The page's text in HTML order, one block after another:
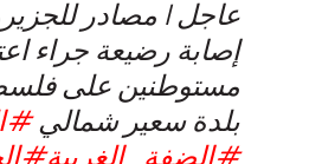
عاجل | مصادر
إصابة رضيعة جراء
مستوطنين على
بلدة سعير شمالي
#الضفة_الغربية